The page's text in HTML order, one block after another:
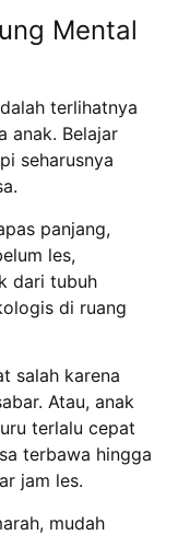
Mental
terlihatnya
anak. Belajar
seharusnya
panjang,
les,
dari tubuh
di ruang
salah karena
Atau, anak
terlalu cepat
terbawa hingga
jam les.
mudah